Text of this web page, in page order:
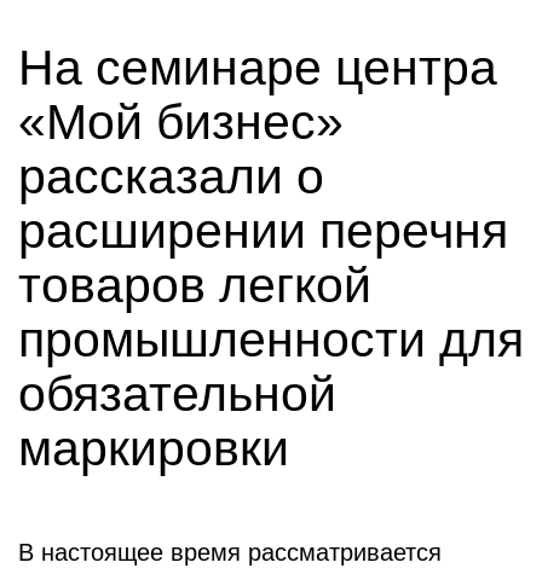
На семинаре центра
«Мой бизнес»
рассказали о
расширении перечня
товаров легкой
промышленности для
обязательной
маркировки
В настоящее время рассматривается